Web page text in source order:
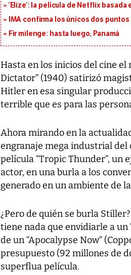
‘Elize’: la película de Netflix
IMA confirma los únicos dos
Fir milenge: hasta luego, Panamá
Hasta en los inicios del cine el
Dictator” (1940) satirizó
Hitler en esa singular
terrible que es para las
Ahora mirando en la
engranaje mega industrial del
película “Tropic Thunder”, un
actor, en una burla a los
generado en un ambiente de
¿Pero de quién se burla
tiene nada que envidiarle a un
de un “Apocalypse Now”
presupuesto (92 millones de
superflua película.